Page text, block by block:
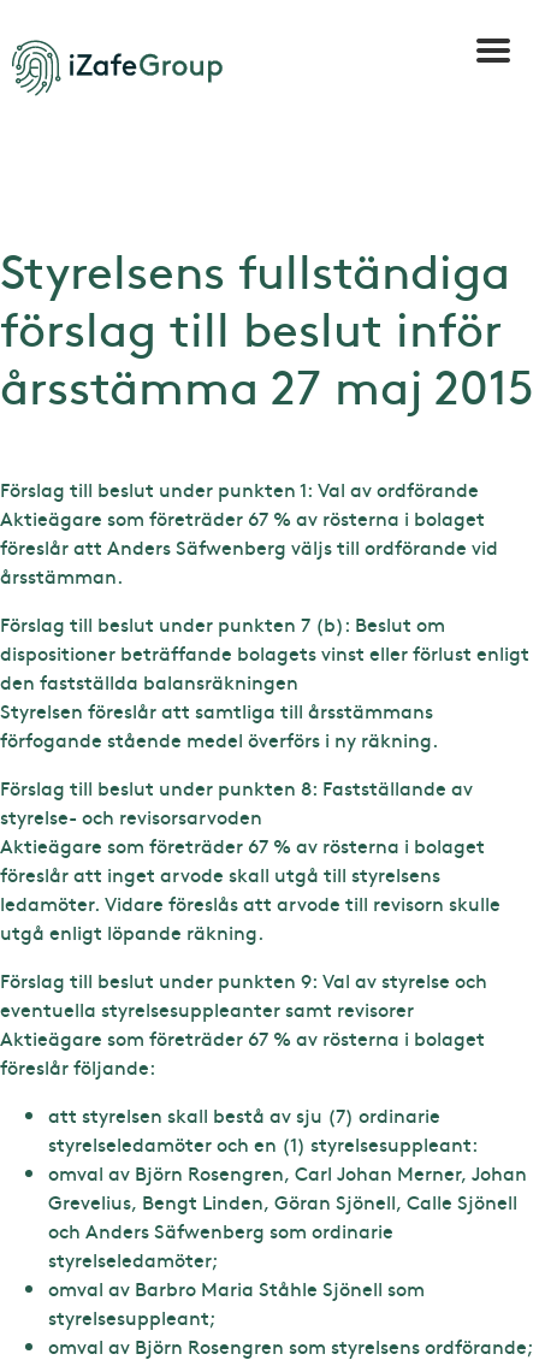
Styrelsens fullständiga
förslag till beslut inför
årsstämma 27 maj 2015
Förslag till beslut under punkten 1: Val av ordförande
Aktieägare som företräder 67 % av rösterna i bolaget
föreslår att Anders Säfwenberg väljs till ordförande vid
årsstämman.
Förslag till beslut under punkten 7 (b): Beslut om
dispositioner beträffande bolagets vinst eller förlust enligt
den fastställda balansräkningen
Styrelsen föreslår att samtliga till årsstämmans
förfogande stående medel överförs i ny räkning.
Förslag till beslut under punkten 8: Fastställande av
styrelse- och revisorsarvoden
Aktieägare som företräder 67 % av rösterna i bolaget
föreslår att inget arvode skall utgå till styrelsens
ledamöter. Vidare föreslås att arvode till revisorn skulle
utgå enligt löpande räkning.
Förslag till beslut under punkten 9: Val av styrelse och
eventuella styrelsesuppleanter samt revisorer
Aktieägare som företräder 67 % av rösterna i bolaget
föreslår följande:
att styrelsen skall bestå av sju (7) ordinarie
styrelseledamöter och en (1) styrelsesuppleant:
omval av Björn Rosengren, Carl Johan Merner, Johan
Grevelius, Bengt Linden, Göran Sjönell, Calle Sjönell
och Anders Säfwenberg som ordinarie
styrelseledamöter;
omval av Barbro Maria Ståhle Sjönell som
styrelsesuppleant;
omval av Björn Rosengren som styrelsens ordförande;